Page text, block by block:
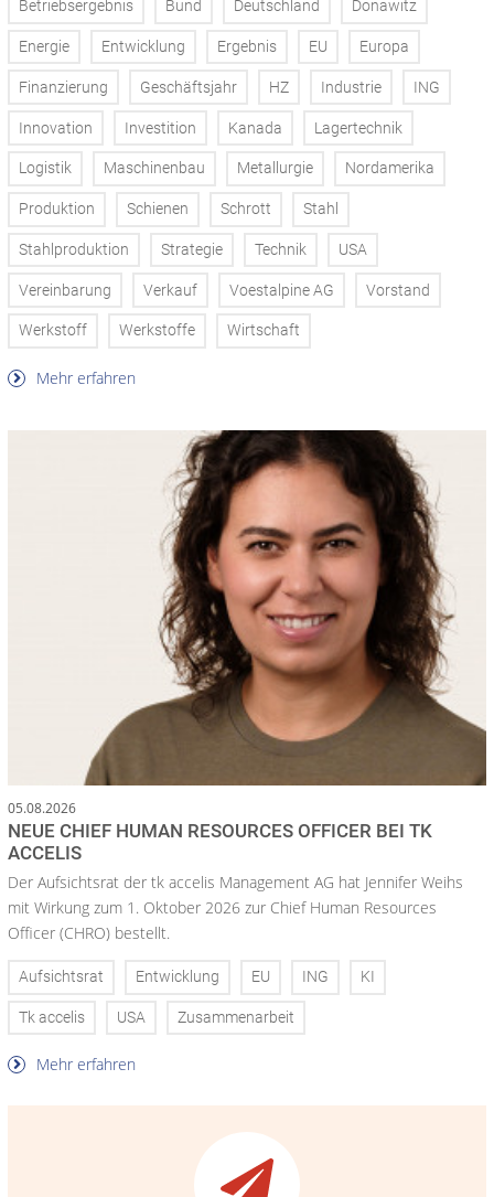
Betriebsergebnis Bund Deutschland Donawitz
Energie Entwicklung Ergebnis EU Europa
Finanzierung Geschäftsjahr HZ Industrie ING
Innovation Investition Kanada Lagertechnik
Logistik Maschinenbau Metallurgie Nordamerika
Produktion Schienen Schrott Stahl
Stahlproduktion Strategie Technik USA
Vereinbarung Verkauf Voestalpine AG Vorstand
Werkstoff Werkstoffe Wirtschaft
Mehr erfahren
05.08.2026
NEUE CHIEF HUMAN RESOURCES OFFICER BEI TK
ACCELIS
Der Aufsichtsrat der tk accelis Management AG hat Jennifer Weihs
mit Wirkung zum 1. Oktober 2026 zur Chief Human Resources
Officer (CHRO) bestellt.
Aufsichtsrat Entwicklung EU ING KI
Tk accelis USA Zusammenarbeit
Mehr erfahren